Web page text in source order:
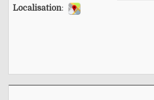
Localisation: